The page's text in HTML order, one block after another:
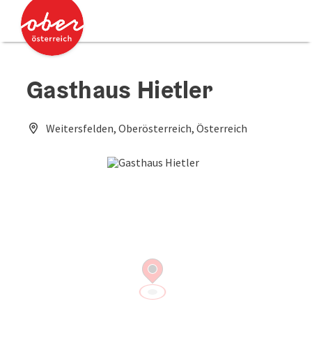
Zum Inhalt
Zum Seitenanfang
Gasthaus Hietler
Weitersfelden, Oberösterreich, Österreich